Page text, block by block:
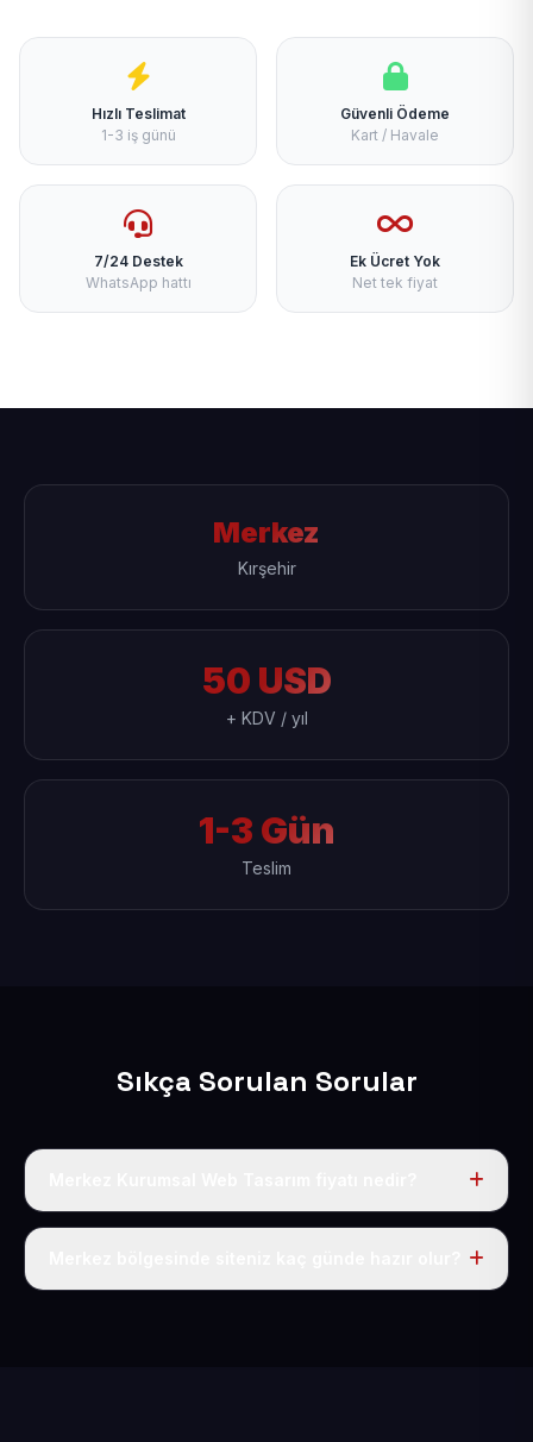
Hızlı Teslimat
1-3 iş günü
Güvenli Ödeme
Kart / Havale
7/24 Destek
WhatsApp hattı
Ek Ücret Yok
Net tek fiyat
Merkez
Kırşehir
50 USD
+ KDV / yıl
1-3 Gün
Teslim
Sıkça Sorulan Sorular
Tek fiyat uygulanır: yıllık 50 USD + KDV. Bu bedele alan